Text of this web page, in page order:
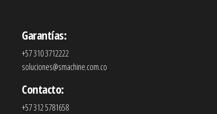
Garantías:
+57 310 3712222
soluciones@smachine.com.co
Contacto:
+57 312 5781658